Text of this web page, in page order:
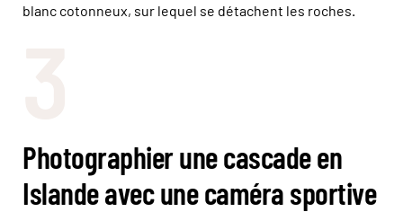
blanc cotonneux, sur lequel se détachent les roches.
Photographier une cascade en
Islande avec une caméra sportive